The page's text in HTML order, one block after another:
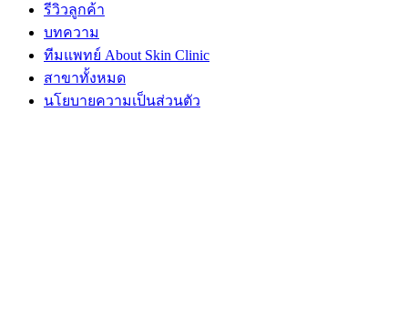
รีวิวลูกค้า
บทความ
ทีมแพทย์ About Skin Clinic
สาขาทั้งหมด
นโยบายความเป็นส่วนตัว